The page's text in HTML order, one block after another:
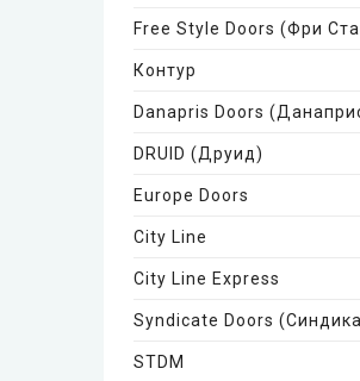
Free Style Doors (Фри
Контур
Danapris Doors
DRUID (Друид)
Europe Doors
City Line
City Line Express
Syndicate Doors
STDM